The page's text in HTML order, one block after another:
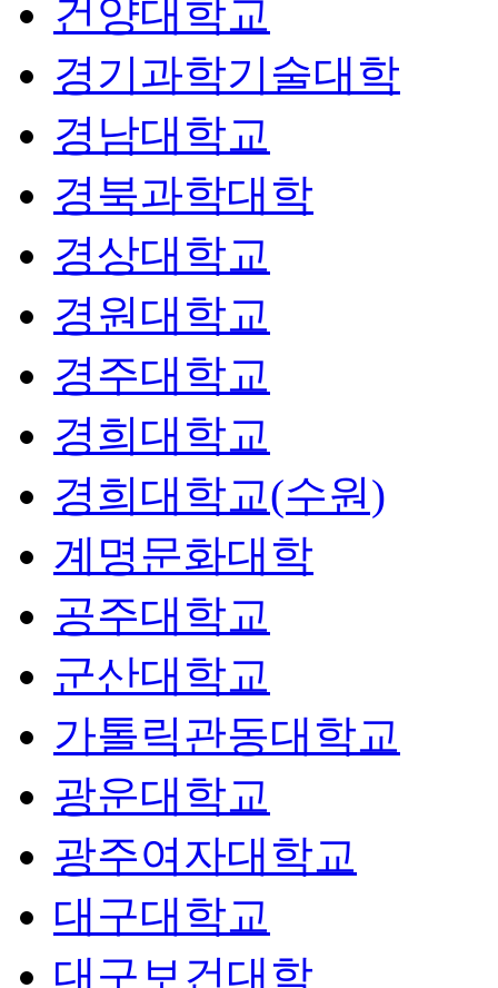
건양대학교
경기과학기술대학
경남대학교
경북과학대학
경상대학교
경원대학교
경주대학교
경희대학교
경희대학교(수원)
계명문화대학
공주대학교
군산대학교
가톨릭관동대학교
광운대학교
광주여자대학교
대구대학교
대구보건대학